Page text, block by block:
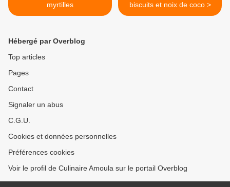
myrtilles
biscuits et noix de coco >
Hébergé par Overblog
Top articles
Pages
Contact
Signaler un abus
C.G.U.
Cookies et données personnelles
Préférences cookies
Voir le profil de Culinaire Amoula sur le portail Overblog